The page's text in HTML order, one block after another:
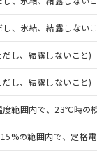
、氷結、結露しないこと)
し、結露しないこと)
し、結露しないこと)
範囲内で、23℃時の検
の範囲内で、定格電
意のうえ
器事業取扱
標準価格
もので
の中には、
商品もある
物質）の
を出す予
物質）の
確認中の
物で、有
。
合などや
国RoHSの
。
国RoHSの
す。